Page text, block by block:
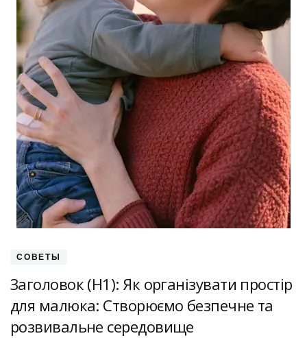
СОВЕТЫ
Заголовок (H1): Як організувати простір
для малюка: Створюємо безпечне та
розвивальне середовище